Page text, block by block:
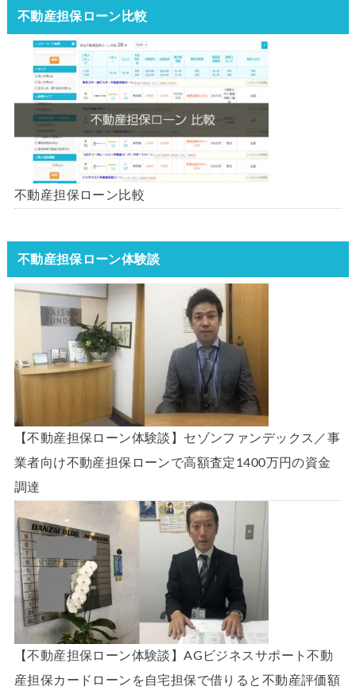
不動産担保ローン比較
不動産担保ローン比較
不動産担保ローン体験談
【不動産担保ローン体験談】セゾンファンデックス／事
業者向け不動産担保ローンで高額査定1400万円の資金
調達
【不動産担保ローン体験談】AGビジネスサポート不動
産担保カードローンを自宅担保で借りると不動産評価額